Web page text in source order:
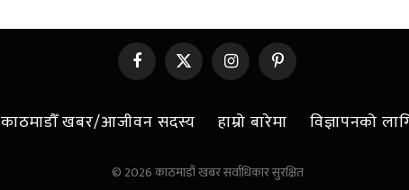
Facebook
X
InstagramPinterest
काठमाडौँ खबर/आजीवन सदस्य
हाम्रो बारेमा विज्ञापनको
© 2026 काठमाडौं खबर सर्वाधिकार सुरक्षित